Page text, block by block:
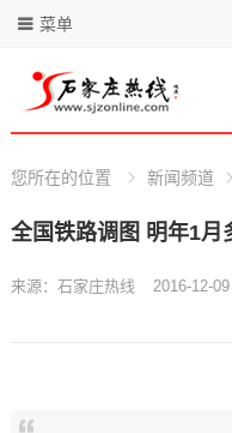
菜单
您所在的位置 新闻频道
全国铁路调图 明年1月
来源： 石家庄热线 2016-12-